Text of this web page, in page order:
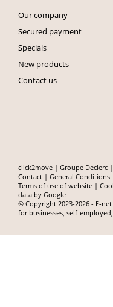
Our company
Secured payment
Specials
New products
Contact us
click2move | Groupe Declerc
Contact | General Conditions
Terms of use of website |
data by Google
© Copyright 2023-2026 - E-
for businesses, self-